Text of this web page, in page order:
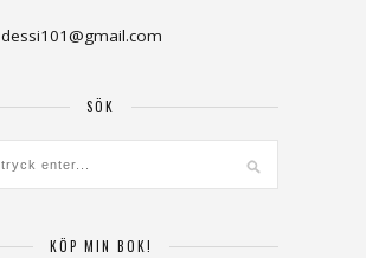
dessi101@gmail.com
SÖK
KÖP MIN BOK!